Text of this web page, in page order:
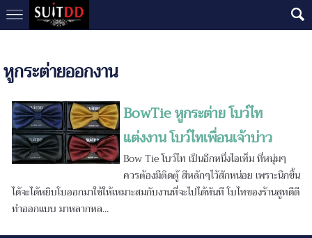
หูกระต่ายออกงาน
BowTie หูกระต่าย โบว์ไท
แต่งงาน โบว์ไทเพื่อนเจ้าบ่าว
Bow Tie โบว์ไท เป็นอีกหนึ่งไอเท็ม ที่หนุ่มๆ
ควรต้องมีติดตู้ สีหลักๆไว้สักหน่อย เพราะนึกขึ้น
ได้จะได้หยิบโบออกมาใช้ให้เหมาะสมกับงานที่จะไปได้ทันที โบไทของร้านสูทดีดี
ทำออกแบบ มาหลากหล...